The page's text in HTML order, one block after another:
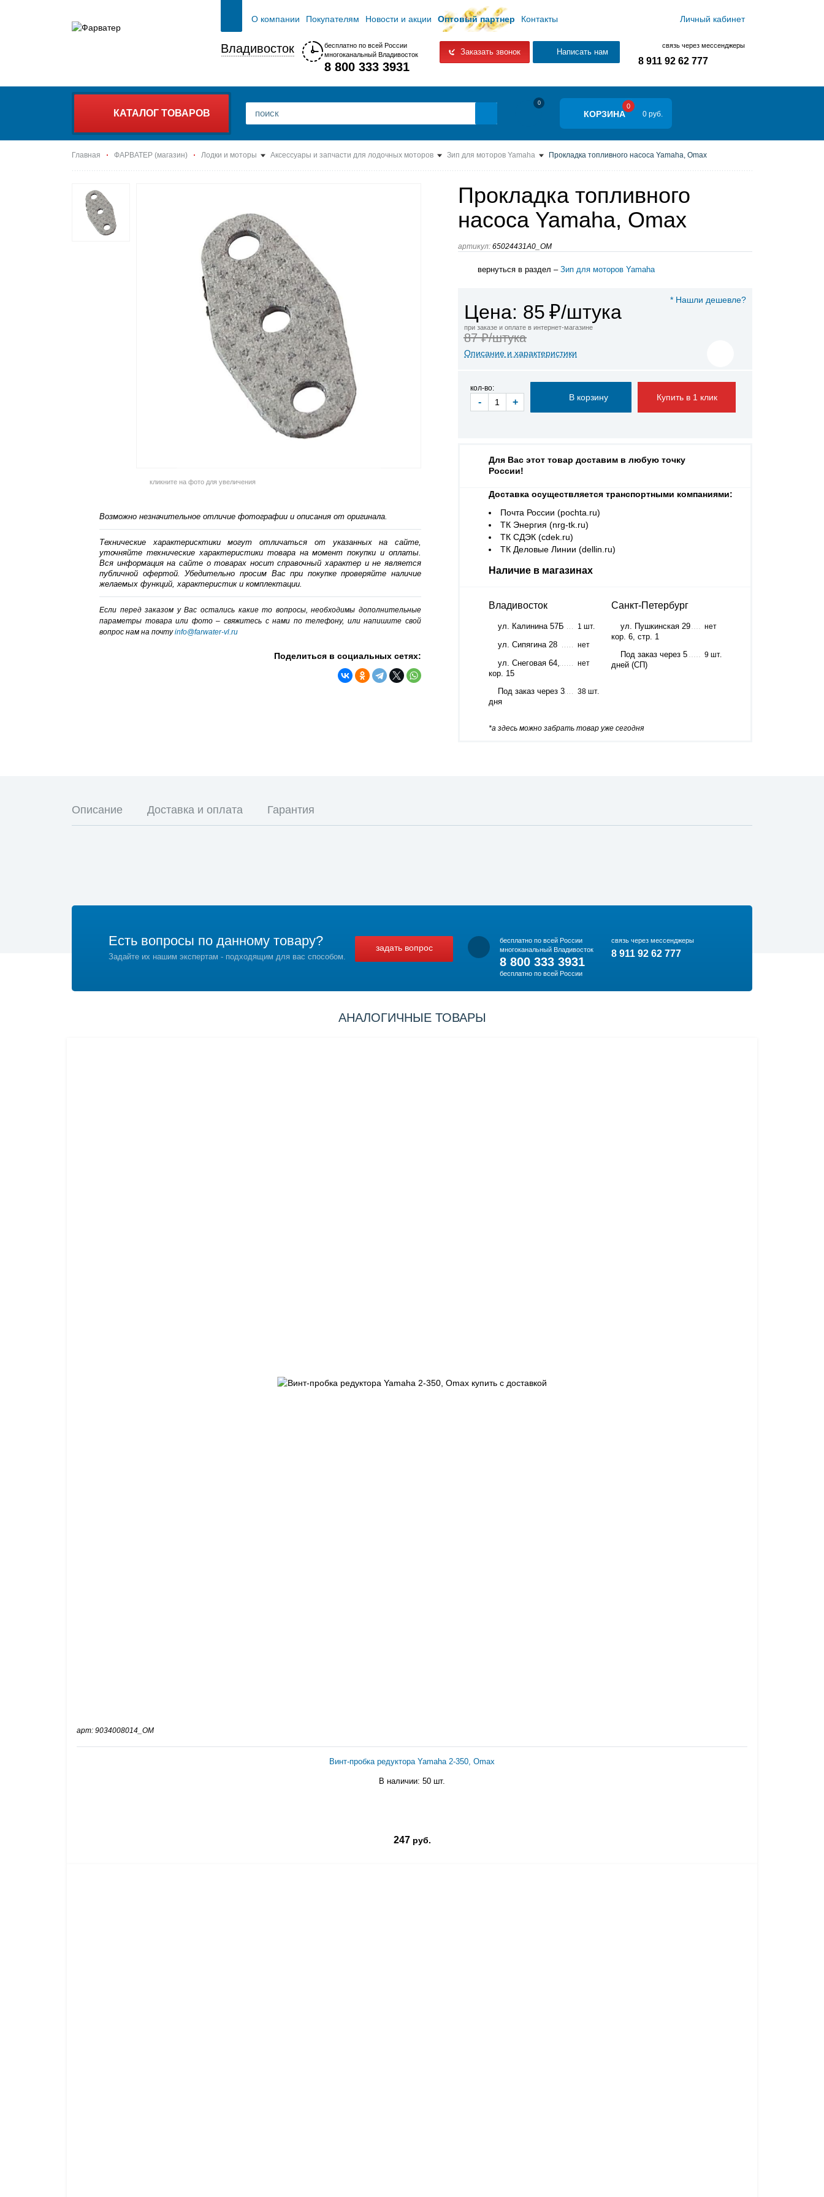
О компании Покупателям Новости и акции Оптовый партнер Контакты Личный кабинет
Владивосток
бесплатно по всей России
многоканальный Владивосток
8 800 333 3931
Заказать звонок Написать нам
связь через мессенджеры
8 911 92 62 777
КАТАЛОГ ТОВАРОВ
0
КОРЗИНА
0
0 руб.
Главная ФАРВАТЕР (магазин) Лодки и моторы Аксессуары и запчасти для лодочных моторов Зип для моторов Yamaha Прокладка топливного насоса Yamaha, Omax
Прокладка топливного
насоса Yamaha, Omax
артикул: 65024431A0_OM
вернуться в раздел – Зип для моторов Yamaha
кликните на фото для увеличения
Возможно незначительное отличие фотографии и описания от оригинала.
Технические характерисктики могут отличаться от указанных на сайте,
уточняйте технические характеристики товара на момент покупки и оплаты.
Вся информация на сайте о товарах носит справочный характер и не является
публичной офертой. Убедительно просим Вас при покупке проверяйте наличие
желаемых функций, характеристик и комплектации.
Если перед заказом у Вас остались какие то вопросы, необходимы дополнительные
параметры товара или фото – cвяжитесь с нами по телефону, или напишите свой
вопрос нам на почтуinfo@farwater-vl.ru
Поделиться в социальных сетях:
* Нашли дешевле?
Цена: 85 ₽/штука
при заказе и оплате в интернет-магазине
87 ₽/штука
Описание и характеристики
кол-во:
- + Купить в 1 клик
Для Вас этот товар доставим в любую точку
России!
Доставка осуществляется транспортными компаниями:
Почта России (pochta.ru)
ТК Энергия (nrg-tk.ru)
ТК СДЭК (cdek.ru)
ТК Деловые Линии (dellin.ru)
Наличие в магазинах
Владивосток
ул. Калинина 57Б 1 шт.
ул. Сипягина 28 нет
ул. Снеговая 64,
кор. 15
нет
Под заказ через 3
дня
38 шт.
Санкт-Петербург
ул. Пушкинская 29
кор. 6, стр. 1
нет
Под заказ через 5
дней (СП)
9 шт.
*а здесь можно забрать товар уже сегодня
Описание Доставка и оплата Гарантия
Есть вопросы по данному товару?
Задайте их нашим экспертам - подходящим для вас способом.
задать вопрос
бесплатно по всей России
многоканальный Владивосток
8 800 333 3931
бесплатно по всей России
связь через мессенджеры
8 911 92 62 777
АНАЛОГИЧНЫЕ ТОВАРЫ
арт: 9034008014_OM
Винт-пробка редуктора Yamaha 2-350, Omax
В наличии: 50 шт.
247руб.